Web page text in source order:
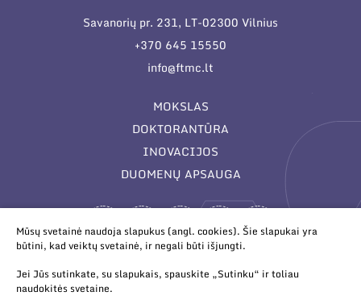
Savanorių pr. 231, LT-02300 Vilnius
+370 645 15550
info@ftmc.lt
MOKSLAS
DOKTORANTŪRA
INOVACIJOS
DUOMENŲ APSAUGA
© 2026 Valstybinis mokslinių tyrimų institutas Fizinių ir
Mūsų svetainė naudoja slapukus (angl. cookies). Šie slapukai yra
būtini, kad veiktų svetainė, ir negali būti išjungti.
Jei Jūs sutinkate, su slapukais, spauskite „Sutinku“ ir toliau
naudokitės svetaine.